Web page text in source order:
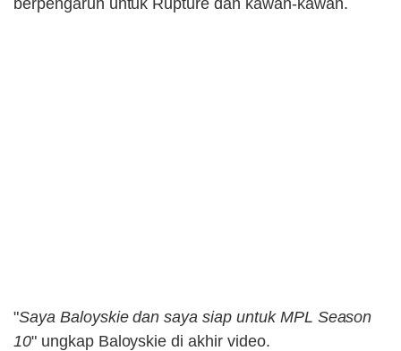
"Saya Baloyskie dan saya siap untuk MPL Season
10" ungkap Baloyskie di akhir video.